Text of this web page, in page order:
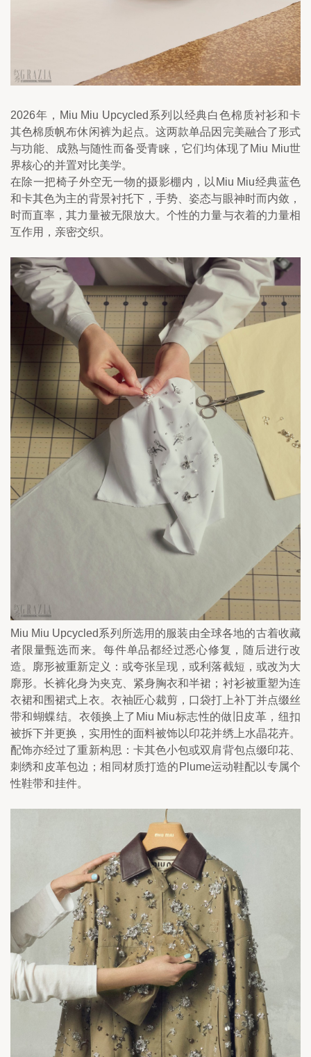
2026年，Miu Miu Upcycled系列以经典白色棉质衬衫和卡
其色棉质帆布休闲裤为起点。这两款单品因完美融合了形式
与功能、成熟与随性而备受青睐，它们均体现了Miu Miu世
界核心的并置对比美学。
在除一把椅子外空无一物的摄影棚内，以Miu Miu经典蓝色
和卡其色为主的背景衬托下，手势、姿态与眼神时而内敛，
时而直率，其力量被无限放大。个性的力量与衣着的力量相
互作用，亲密交织。
Miu Miu Upcycled系列所选用的服装由全球各地的古着收藏
者限量甄选而来。每件单品都经过悉心修复，随后进行改
造。廓形被重新定义：或夸张呈现，或利落截短，或改为大
廓形。长裤化身为夹克、紧身胸衣和半裙；衬衫被重塑为连
衣裙和围裙式上衣。衣袖匠心裁剪，口袋打上补丁并点缀丝
带和蝴蝶结。衣领换上了Miu Miu标志性的做旧皮革，纽扣
被拆下并更换，实用性的面料被饰以印花并绣上水晶花卉。
配饰亦经过了重新构思：卡其色小包或双肩背包点缀印花、
刺绣和皮革包边；相同材质打造的Plume运动鞋配以专属个
性鞋带和挂件。